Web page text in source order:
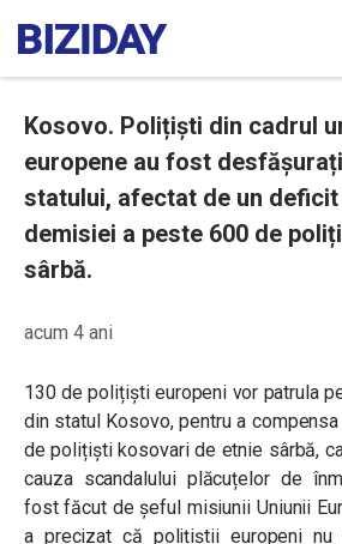
Kosovo. Polițiști din cadrul
europene au fost
statului, afectat de un deficit
demisiei a peste 600 de
sârbă.
acum 4 ani
130 de polițiști europeni vor patrula
din statul Kosovo, pentru a
de polițiști kosovari de etnie sârbă,
cauza scandalului plăcuțelor de
fost făcut de șeful misiunii Uniunii
a precizat că polițiștii europeni